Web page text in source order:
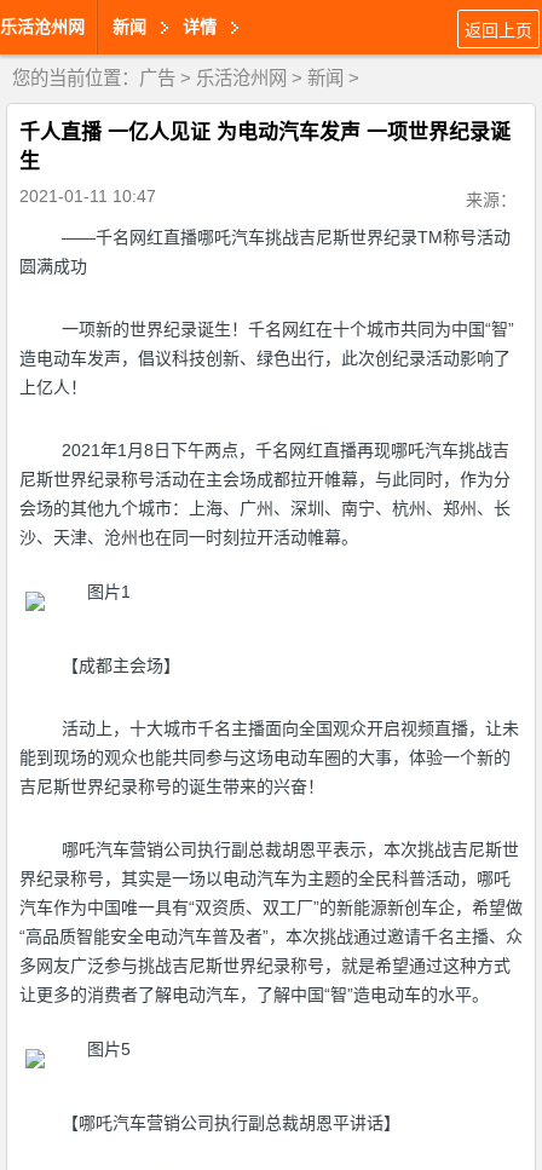
乐活沧州网 新闻 详情 返回上页
您的当前位置： 广告 > 乐活沧州网 > 新闻 >
千人直播 一亿人见证 为电动汽车发声 一项世界纪录诞
生
2021-01-11 10:47
来源：
——千名网红直播哪吒汽车挑战吉尼斯世界纪录TM称号活动
圆满成功
一项新的世界纪录诞生！千名网红在十个城市共同为中国“智”
造电动车发声，倡议科技创新、绿色出行，此次创纪录活动影响了
上亿人！
2021年1月8日下午两点，千名网红直播再现哪吒汽车挑战吉
尼斯世界纪录称号活动在主会场成都拉开帷幕，与此同时，作为分
会场的其他九个城市：上海、广州、深圳、南宁、杭州、郑州、长
沙、天津、沧州也在同一时刻拉开活动帷幕。
【成都主会场】
活动上，十大城市千名主播面向全国观众开启视频直播，让未
能到现场的观众也能共同参与这场电动车圈的大事，体验一个新的
吉尼斯世界纪录称号的诞生带来的兴奋！
哪吒汽车营销公司执行副总裁胡恩平表示，本次挑战吉尼斯世
界纪录称号，其实是一场以电动汽车为主题的全民科普活动，哪吒
汽车作为中国唯一具有“双资质、双工厂”的新能源新创车企，希望做
“高品质智能安全电动汽车普及者”，本次挑战通过邀请千名主播、众
多网友广泛参与挑战吉尼斯世界纪录称号，就是希望通过这种方式
让更多的消费者了解电动汽车，了解中国“智”造电动车的水平。
【哪吒汽车营销公司执行副总裁胡恩平讲话】